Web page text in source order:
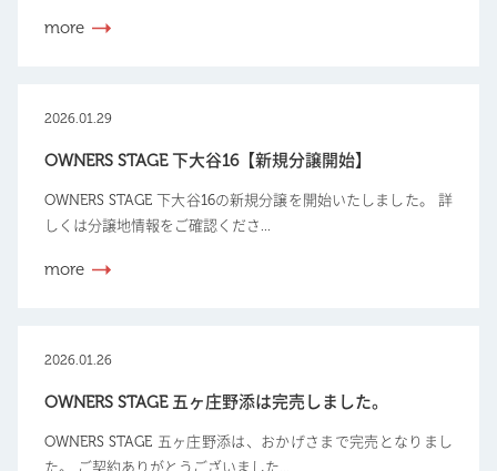
more
2026.01.29
OWNERS STAGE 下大谷16【新規分譲開始】
OWNERS STAGE 下大谷16の新規分譲を開始いたしました。 詳
しくは分譲地情報をご確認くださ...
more
2026.01.26
OWNERS STAGE 五ヶ庄野添は完売しました。
OWNERS STAGE 五ヶ庄野添は、おかげさまで完売となりまし
た。 ご契約ありがとうございました...